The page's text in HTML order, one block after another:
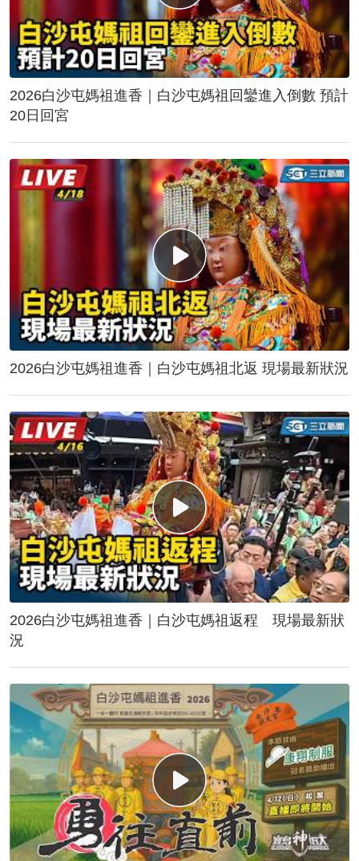
2026白沙屯媽祖進香｜白沙屯媽祖回鑾進入倒數 預計
20日回宮
2026白沙屯媽祖進香｜白沙屯媽祖北返 現場最新狀況
2026白沙屯媽祖進香｜白沙屯媽祖返程 現場最新狀
況